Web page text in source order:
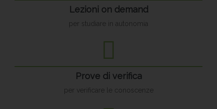
Lezioni on demand
per studiare in autonomia
Prove di verifica
per verificare le conoscenze